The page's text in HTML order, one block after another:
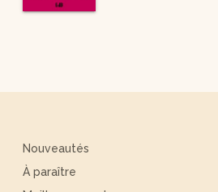
Nouveautés
À paraître